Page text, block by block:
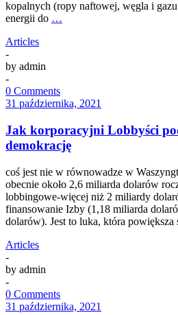
kopalnych (ropy naftowej, węgla i
energii do …
Articles
-
by admin
-
0 Comments
31 października, 2021
Jak korporacyjni Lobbyści
demokrację
coś jest nie w równowadze w
obecnie około 2,6 miliarda dolarów
lobbingowe-więcej niż 2 miliardy
finansowanie Izby (1,18 miliarda
dolarów). Jest to luka, która
Articles
-
by admin
-
0 Comments
31 października, 2021